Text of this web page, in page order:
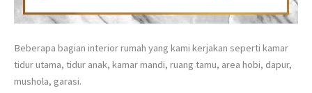
Beberapa bagian interior rumah yang kami kerjakan seperti kamar
tidur utama, tidur anak, kamar mandi, ruang tamu, area hobi, dapur,
mushola, garasi.